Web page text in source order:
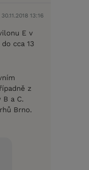
30.11.2018 13:16
E v
cca 13
z
a C.
Brno.